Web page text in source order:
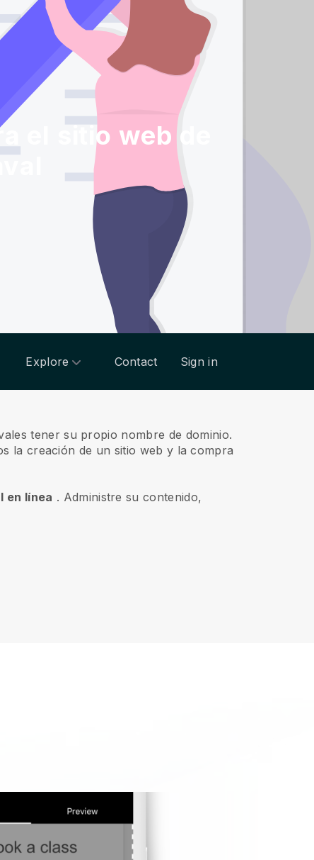
el sitio web de
Explore Contact Sign in
tener su propio nombre de dominio.
la creación de un sitio web y la compra
en línea . Administre su contenido,